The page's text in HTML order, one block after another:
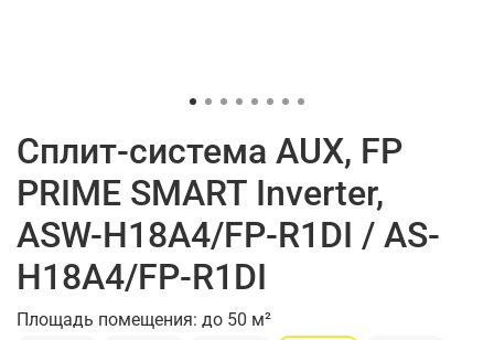
Сплит-система AUX, FP
PRIME SMART Inverter,
ASW-H18A4/FP-R1DI / AS-
H18A4/FP-R1DI
Площадь помещения: до 50 м²